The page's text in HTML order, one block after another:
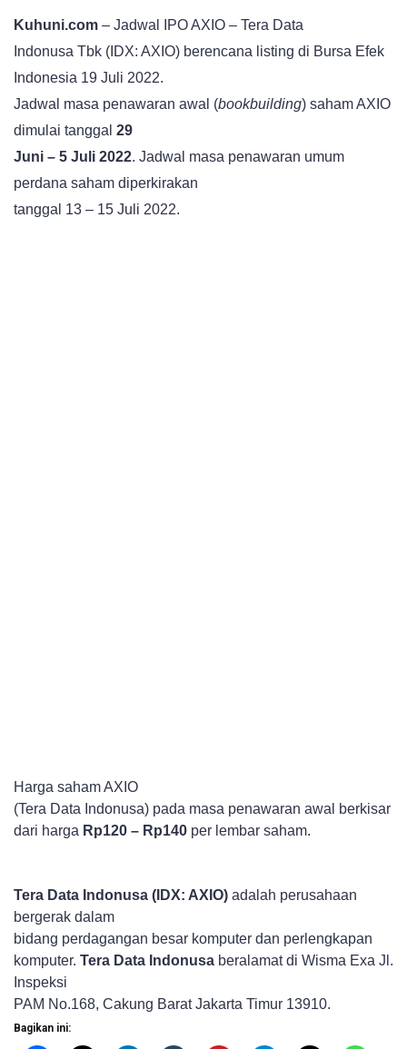
Kuhuni.com – Jadwal IPO AXIO – Tera Data
Indonusa Tbk (IDX: AXIO) berencana listing di Bursa Efek
Indonesia 19 Juli 2022.
Jadwal masa penawaran awal (bookbuilding) saham AXIO
dimulai tanggal 29
Juni – 5 Juli 2022. Jadwal masa penawaran umum
perdana saham diperkirakan
tanggal 13 – 15 Juli 2022.
Harga saham AXIO
(Tera Data Indonusa) pada masa penawaran awal berkisar
dari harga Rp120 – Rp140 per lembar saham.
Tera Data Indonusa (IDX: AXIO) adalah perusahaan
bergerak dalam
bidang perdagangan besar komputer dan perlengkapan
komputer. Tera Data Indonusa beralamat di Wisma Exa Jl.
Inspeksi
PAM No.168, Cakung Barat Jakarta Timur 13910.
Bagikan ini: